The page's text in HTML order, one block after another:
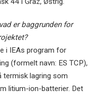
er baggrunden for
i IEAs program for
(formelt navn: ES TCP),
termisk lagring som
litium-ion-batterier. Det